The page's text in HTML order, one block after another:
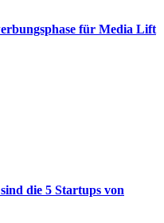
für Media Lift
die 5 Startups von